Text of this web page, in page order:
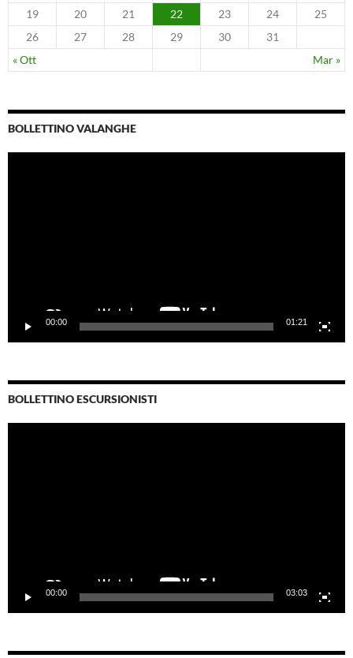
« Ott Mar »
19
20 21 22 23 24
25
26
27 28 29 30 31
BOLLETTINO VALANGHE
00:00 01:21
BOLLETTINO ESCURSIONISTI
00:00 03:03